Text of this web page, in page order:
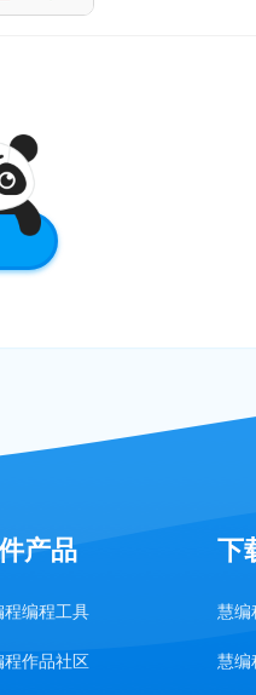
产品
程编程工具
程作品社区
下
慧
慧